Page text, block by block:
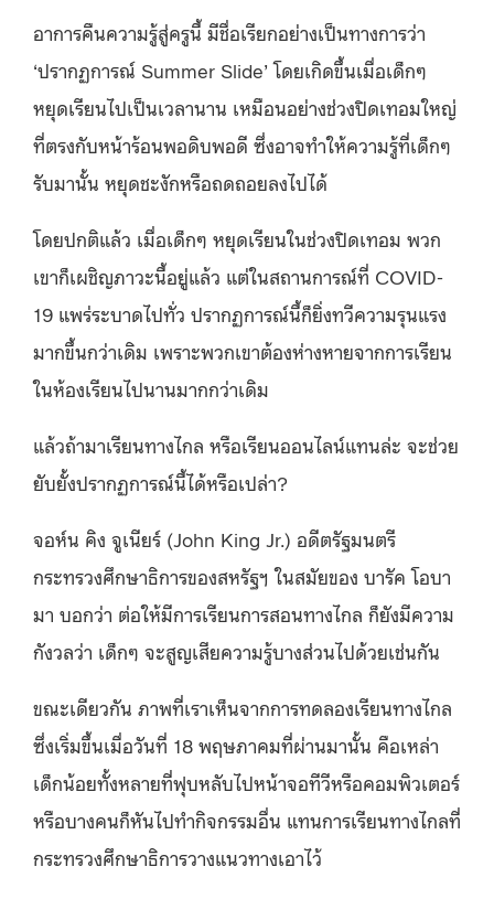
อาการคืนความรู้สู่ครูนี้ มีชื่อเรียกอย่างเป็นทางการว่า
‘ปรากฏการณ์ Summer Slide’ โดยเกิดขึ้นเมื่อเด็กๆ
หยุดเรียนไปเป็นเวลานาน เหมือนอย่างช่วงปิดเทอมใหญ่
ที่ตรงกับหน้าร้อนพอดิบพอดี ซึ่งอาจทำให้ความรู้ที่เด็กๆ
รับมานั้น หยุดชะงักหรือถดถอยลงไปได้
โดยปกติแล้ว เมื่อเด็กๆ หยุดเรียนในช่วงปิดเทอม พวก
เขาก็เผชิญภาวะนี้อยู่แล้ว แต่ในสถานการณ์ที่ COVID-
19 แพร่ระบาดไปทั่ว ปรากฏการณ์นี้ก็ยิ่งทวีความรุนแรง
มากขึ้นกว่าเดิม เพราะพวกเขาต้องห่างหายจากการเรียน
ในห้องเรียนไปนานมากกว่าเดิม
แล้วถ้ามาเรียนทางไกล หรือเรียนออนไลน์แทนล่ะ จะช่วย
ยับยั้งปรากฏการณ์นี้ได้หรือเปล่า?
จอห์น คิง จูเนียร์ (John King Jr.) อดีตรัฐมนตรี
กระทรวงศึกษาธิการของสหรัฐฯ ในสมัยของ บารัค โอบา
มา บอกว่า ต่อให้มีการเรียนการสอนทางไกล ก็ยังมีความ
กังวลว่า เด็กๆ จะสูญเสียความรู้บางส่วนไปด้วยเช่นกัน
ขณะเดียวกัน ภาพที่เราเห็นจากการทดลองเรียนทางไกล
ซึ่งเริ่มขึ้นเมื่อวันที่ 18 พฤษภาคมที่ผ่านมานั้น คือเหล่า
เด็กน้อยทั้งหลายที่ฟุบหลับไปหน้าจอทีวีหรือคอมพิวเตอร์
หรือบางคนก็หันไปทำกิจกรรมอื่น แทนการเรียนทางไกลที่
กระทรวงศึกษาธิการวางแนวทางเอาไว้